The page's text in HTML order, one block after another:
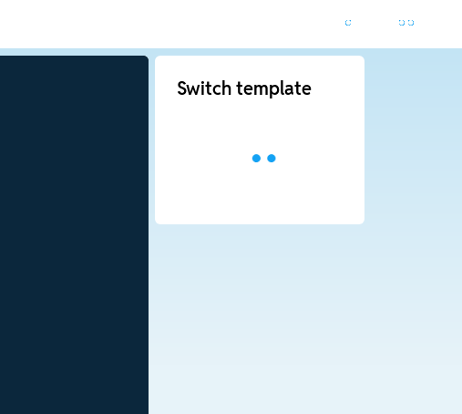
Switch template